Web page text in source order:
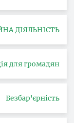
ДІЯЛЬНІСТЬ
для громадян
Безбар'єрність